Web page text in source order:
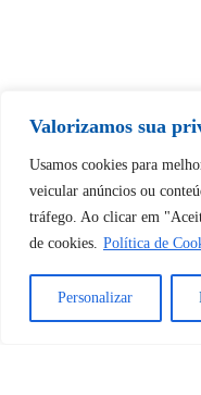
Valorizamos sua
Usamos cookies para
veicular anúncios ou
tráfego. Ao clicar em
de cookies. Política de
Personalizar